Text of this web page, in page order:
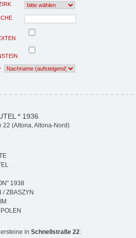
* 1936
22 (Altona, Altona-Nord)
1938
/ ZBASZYN
in Schnellstraße 22: